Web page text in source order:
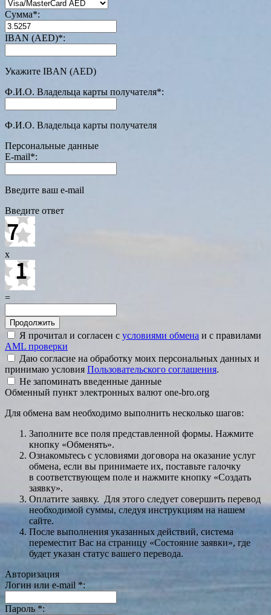
Сумма*:
IBAN (AED)*:
Укажите IBAN (AED)
Ф.И.О. Владельца карты получателя*:
Ф.И.О. Владельца карты получателя
Персональные данные
E-mail*:
Введите ваш e-mail
Введите ответ
x
=
Я прочитал и согласен с условиями обмена и с правилами
AML проверки
Даю согласие на обработку моих персональных данных и
принимаю условия Пользовательского соглашения.
Не запоминать введенные данные
Обменный пункт электронных валют one-bro.org
Для обмена вам необходимо выполнить несколько шагов:
Заполните все поля представленной формы. Нажмите
кнопку «Обменять».
Ознакомьтесь с условиями договора на оказание услуг
обмена, если вы принимаете их, поставьте галочку
в соответствующем поле и нажмите кнопку «Создать
заявку».
Оплатите заявку. Для этого следует совершить перевод
необходимой суммы, следуя инструкциям на нашем
сайте.
После выполнения указанных действий, система
переместит Вас на страницу «Состояние заявки», где
будет указан статус вашего перевода.
Авторизация
Логин или e-mail *:
Пароль *: